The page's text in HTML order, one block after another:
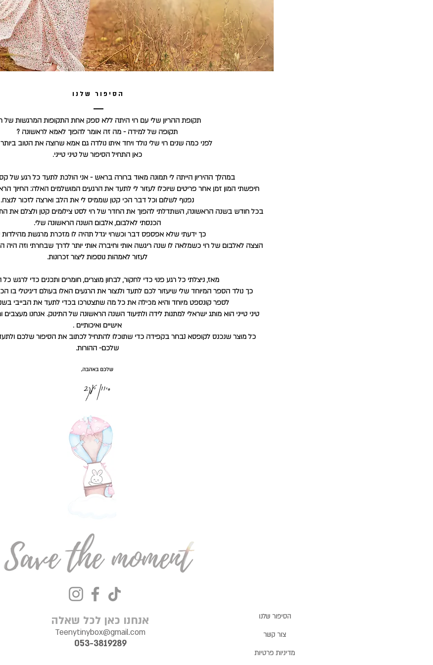
הסיפור שלנו
תקופת ההריון שלי עם רוי היתה ללא ספק אחת התקופות המרגשות של
תקופה של למידה - מה זה אומר להפוך לאמא לראשונה ?
לפני כמה שנים רוי שלי נולד ויחד איתו נולדה גם אמא שרוצה את הטוב ביותר
כאן התחיל הסיפור של טיני טייני.
במהלך ההיריון הייתה לי תמונה מאוד ברורה בראש - אני הולכת לתעד כל רגע של
חיפשתי המון זמן אחר פריטים שיוכלו לעזור לי לתעד את הרגעים המושלמים האלה: החיוך
נפנוף לשלום וכל דבר הכי קטן שממיס לי את הלב וארצה לזכור לנצח.
בכל חודש בשנה הראשונה, השתדלתי להפוך את החדר של רוי לסט צילומים קטן ולצלם את
הכנסתי לאלבום, אלבום השנה הראשונה שלי.
כך ידעתי שלא אפספס דבר וכשרוי יגדל תהיה לו מזכרת מרגשת מהילדות
הצצה לאלבום של רוי כשמלאה לו שנה ריגשה אותי וחיברה אותי יותר לדרך שבחרתי וזה היה
לעזור לאמהות נוספות ליצור זכרונות.
מאז, ניצלתי כל רגע פנוי כדי לחקור, לבחון מוצרים, חומרים ותכנים כדי לרגש כל
כך נולד הספר המיוחד שלי שיעזור לכם לתעד ולנצור את הרגעים האלו בעולם דיגיטלי בו
לספר קונספט מיוחד והיא מכילה את כל מה שתצטרכו בכדי לתעד את הבייבי
טיני טייני הוא מותג ישראלי למתנות לידה ולתיעוד השנה הראשונה של התינוק. אנחנו
אישיים ואיכותיים .
כל מוצר שנכנס לקופסא נבחר בקפידה כדי שתוכלו להתחיל לכתוב את הסיפור שלכם
שלכם- ההורות.
שלכם באהבה,
סיוון יעקב
אנחנו כאן לכל שאלה
Teenytinybox@gmail.com
053-3819289
הסיפור שלנו
צור קשר
מדיניות פרטיות